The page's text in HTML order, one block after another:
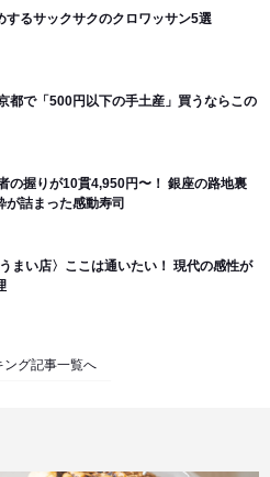
するサックサクのクロワッサン5選
都で「500円以下の手土産」買うならこの
の握りが10貫4,950円〜！ 銀座の路地裏
が詰まった感動寿司
まい店〉ここは通いたい！ 現代の感性が
ング記事一覧へ